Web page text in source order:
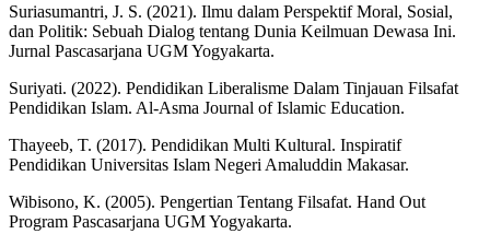
Suriasumantri, J. S. (2021). Ilmu dalam Perspektif Moral, Sosial,
dan Politik: Sebuah Dialog tentang Dunia Keilmuan Dewasa Ini.
Jurnal Pascasarjana UGM Yogyakarta.
Suriyati. (2022). Pendidikan Liberalisme Dalam Tinjauan Filsafat
Pendidikan Islam. Al-Asma Journal of Islamic Education.
Thayeeb, T. (2017). Pendidikan Multi Kultural. Inspiratif
Pendidikan Universitas Islam Negeri Amaluddin Makasar.
Wibisono, K. (2005). Pengertian Tentang Filsafat. Hand Out
Program Pascasarjana UGM Yogyakarta.